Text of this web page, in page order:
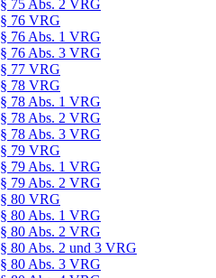
§ 75 Abs. 2 VRG
§ 76 VRG
§ 76 Abs. 1 VRG
§ 76 Abs. 3 VRG
§ 77 VRG
§ 78 VRG
§ 78 Abs. 1 VRG
§ 78 Abs. 2 VRG
§ 78 Abs. 3 VRG
§ 79 VRG
§ 79 Abs. 1 VRG
§ 79 Abs. 2 VRG
§ 80 VRG
§ 80 Abs. 1 VRG
§ 80 Abs. 2 VRG
§ 80 Abs. 2 und 3 VRG
§ 80 Abs. 3 VRG